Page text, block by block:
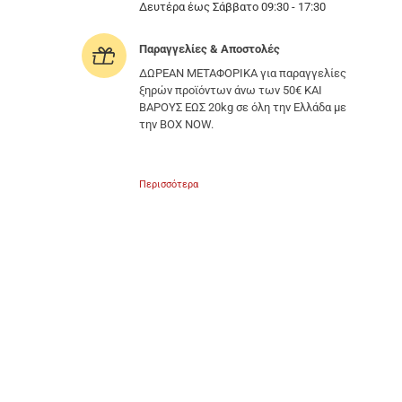
Δευτέρα έως Σάββατο 09:30 - 17:30
Παραγγελίες & Αποστολές
ΔΩΡΕΑΝ ΜΕΤΑΦΟΡΙΚΑ για παραγγελίες
ξηρών προϊόντων άνω των 50€ ΚΑΙ
ΒΑΡΟΥΣ ΕΩΣ 20kg σε όλη την Ελλάδα με
την BOX NOW.
Περισσότερα